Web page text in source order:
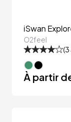
iSwan
O2feel
(3
À partir